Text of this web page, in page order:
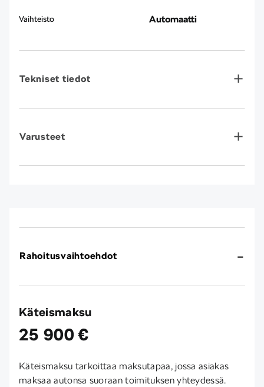
Vaihteisto Automaatti
Tekniset tiedot
Varusteet
Rahoitusvaihtoehdot
Käteismaksu
25 900 €
Käteismaksu tarkoittaa maksutapaa, jossa asiakas
maksaa autonsa suoraan toimituksen yhteydessä.